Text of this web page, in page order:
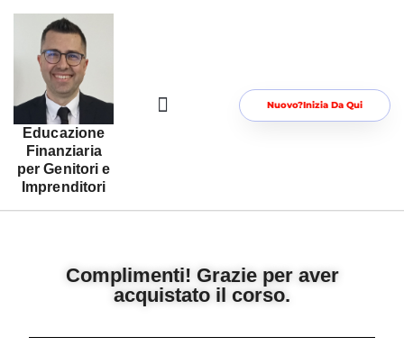
Educazione
Finanziaria
per Genitori e
Imprenditori
Nuovo?Inizia Da Qui
Complimenti! Grazie per aver
acquistato il corso.